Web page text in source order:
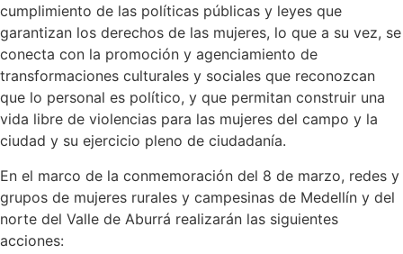
cumplimiento de las políticas públicas y leyes que
garantizan los derechos de las mujeres, lo que a su vez, se
conecta con la promoción y agenciamiento de
transformaciones culturales y sociales que reconozcan
que lo personal es político, y que permitan construir una
vida libre de violencias para las mujeres del campo y la
ciudad y su ejercicio pleno de ciudadanía.
En el marco de la conmemoración del 8 de marzo, redes y
grupos de mujeres rurales y campesinas de Medellín y del
norte del Valle de Aburrá realizarán las siguientes
acciones: